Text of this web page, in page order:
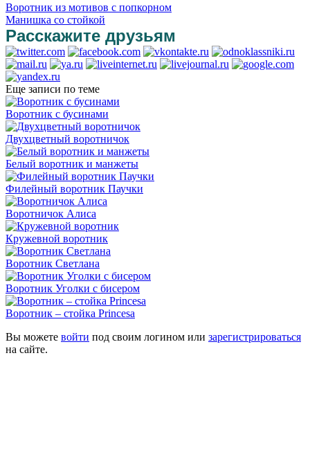
Воротник из мотивов с попкорном
Манишка со стойкой
Расскажите друзьям
Еще записи по теме
Воротник с бусинами
Двухцветный воротничок
Белый воротник и манжеты
Филейный воротник Паучки
Воротничок Алиса
Кружевной воротник
Воротник Светлана
Воротник Уголки с бисером
Воротник – стойка Princesa
Вы можете войти под своим логином или зарегистрироваться
на сайте.